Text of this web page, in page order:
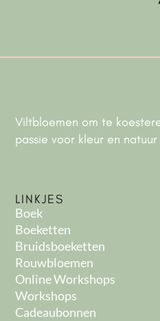
Viltbloemen om te
passie voor kleur en natuur
LINKJES
Boek
Boeketten
Bruidsboeketten
Rouwbloemen
Online Workshops
Workshops
Cadeaubonnen